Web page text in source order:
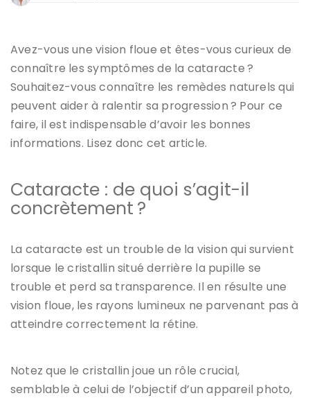
Avez-vous une vision floue et êtes-vous curieux de
connaître les symptômes de la cataracte ?
Souhaitez-vous connaître les remèdes naturels qui
peuvent aider à ralentir sa progression ? Pour ce
faire, il est indispensable d’avoir les bonnes
informations. Lisez donc cet article.
Cataracte : de quoi s’agit-il
concrètement ?
La cataracte est un trouble de la vision qui survient
lorsque le cristallin situé derrière la pupille se
trouble et perd sa transparence. Il en résulte une
vision floue, les rayons lumineux ne parvenant pas à
atteindre correctement la rétine.
Notez que le cristallin joue un rôle crucial,
semblable à celui de l’objectif d’un appareil photo,